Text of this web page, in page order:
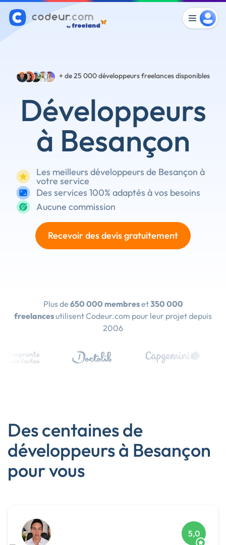
+ de 25 000développeurs freelances disponibles
Développeurs
à Besançon
Les meilleurs développeurs de Besançon à
votre service
Des services 100% adaptés à vos besoins
Aucune commission
Recevoir des devis gratuitement
Plus de 650 000 membreset350 000
freelances utilisent Codeur.com pour leur projet depuis
2006
Des centaines de
développeurs à Besançon
pour vous
5,0